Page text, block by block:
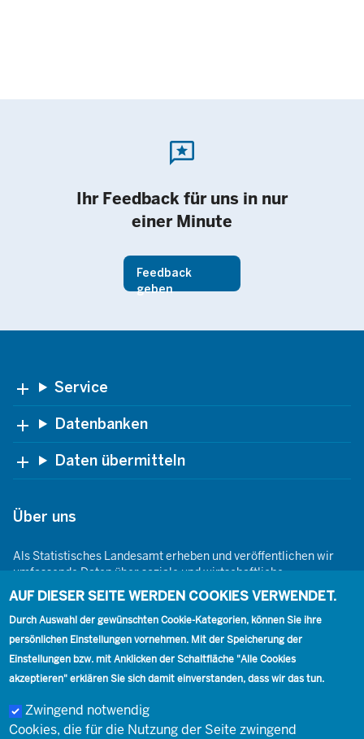
reviews
Ihr Feedback für uns in nur
einer Minute
Feedback
geben
Footer Service
Datenbanken
Daten übermitteln
Über uns
Als Statistisches Landesamt erheben und veröffentlichen wir
umfassende Daten über soziale und wirtschaftliche
Gegebenheiten. Dabei sind wir den Grundsätzen der Neutralität,
Objektivität, wissenschaftlichen Unabhängigkeit und der
statistischen Geheimhaltung verpflichtet.
Footer
Kontakt
Kontakt Presse Karriere
AUF DIESER SEITE WERDEN COOKIES VERWENDET.
Durch Auswahl der gewünschten Cookie-Kategorien, können Sie ihre
persönlichen Einstellungen vornehmen. Mit der Speicherung der
Einstellungen bzw. mit Anklicken der Schaltfläche "Alle Cookies
akzeptieren" erklären Sie sich damit einverstanden, dass wir das tun.
Zwingend notwendig
Cookies, die für die Nutzung der Seite zwingend